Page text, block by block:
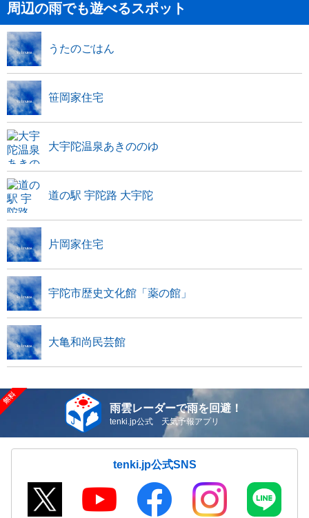
周辺の雨でも遊べるスポット
うたのごはん
笹岡家住宅
大宇陀温泉あきののゆ
道の駅 宇陀路 大宇陀
片岡家住宅
宇陀市歴史文化館「薬の館」
大亀和尚民芸館
雨雲レーダーで雨を回避！
tenki.jp公式 天気予報アプリ
tenki.jp公式SNS